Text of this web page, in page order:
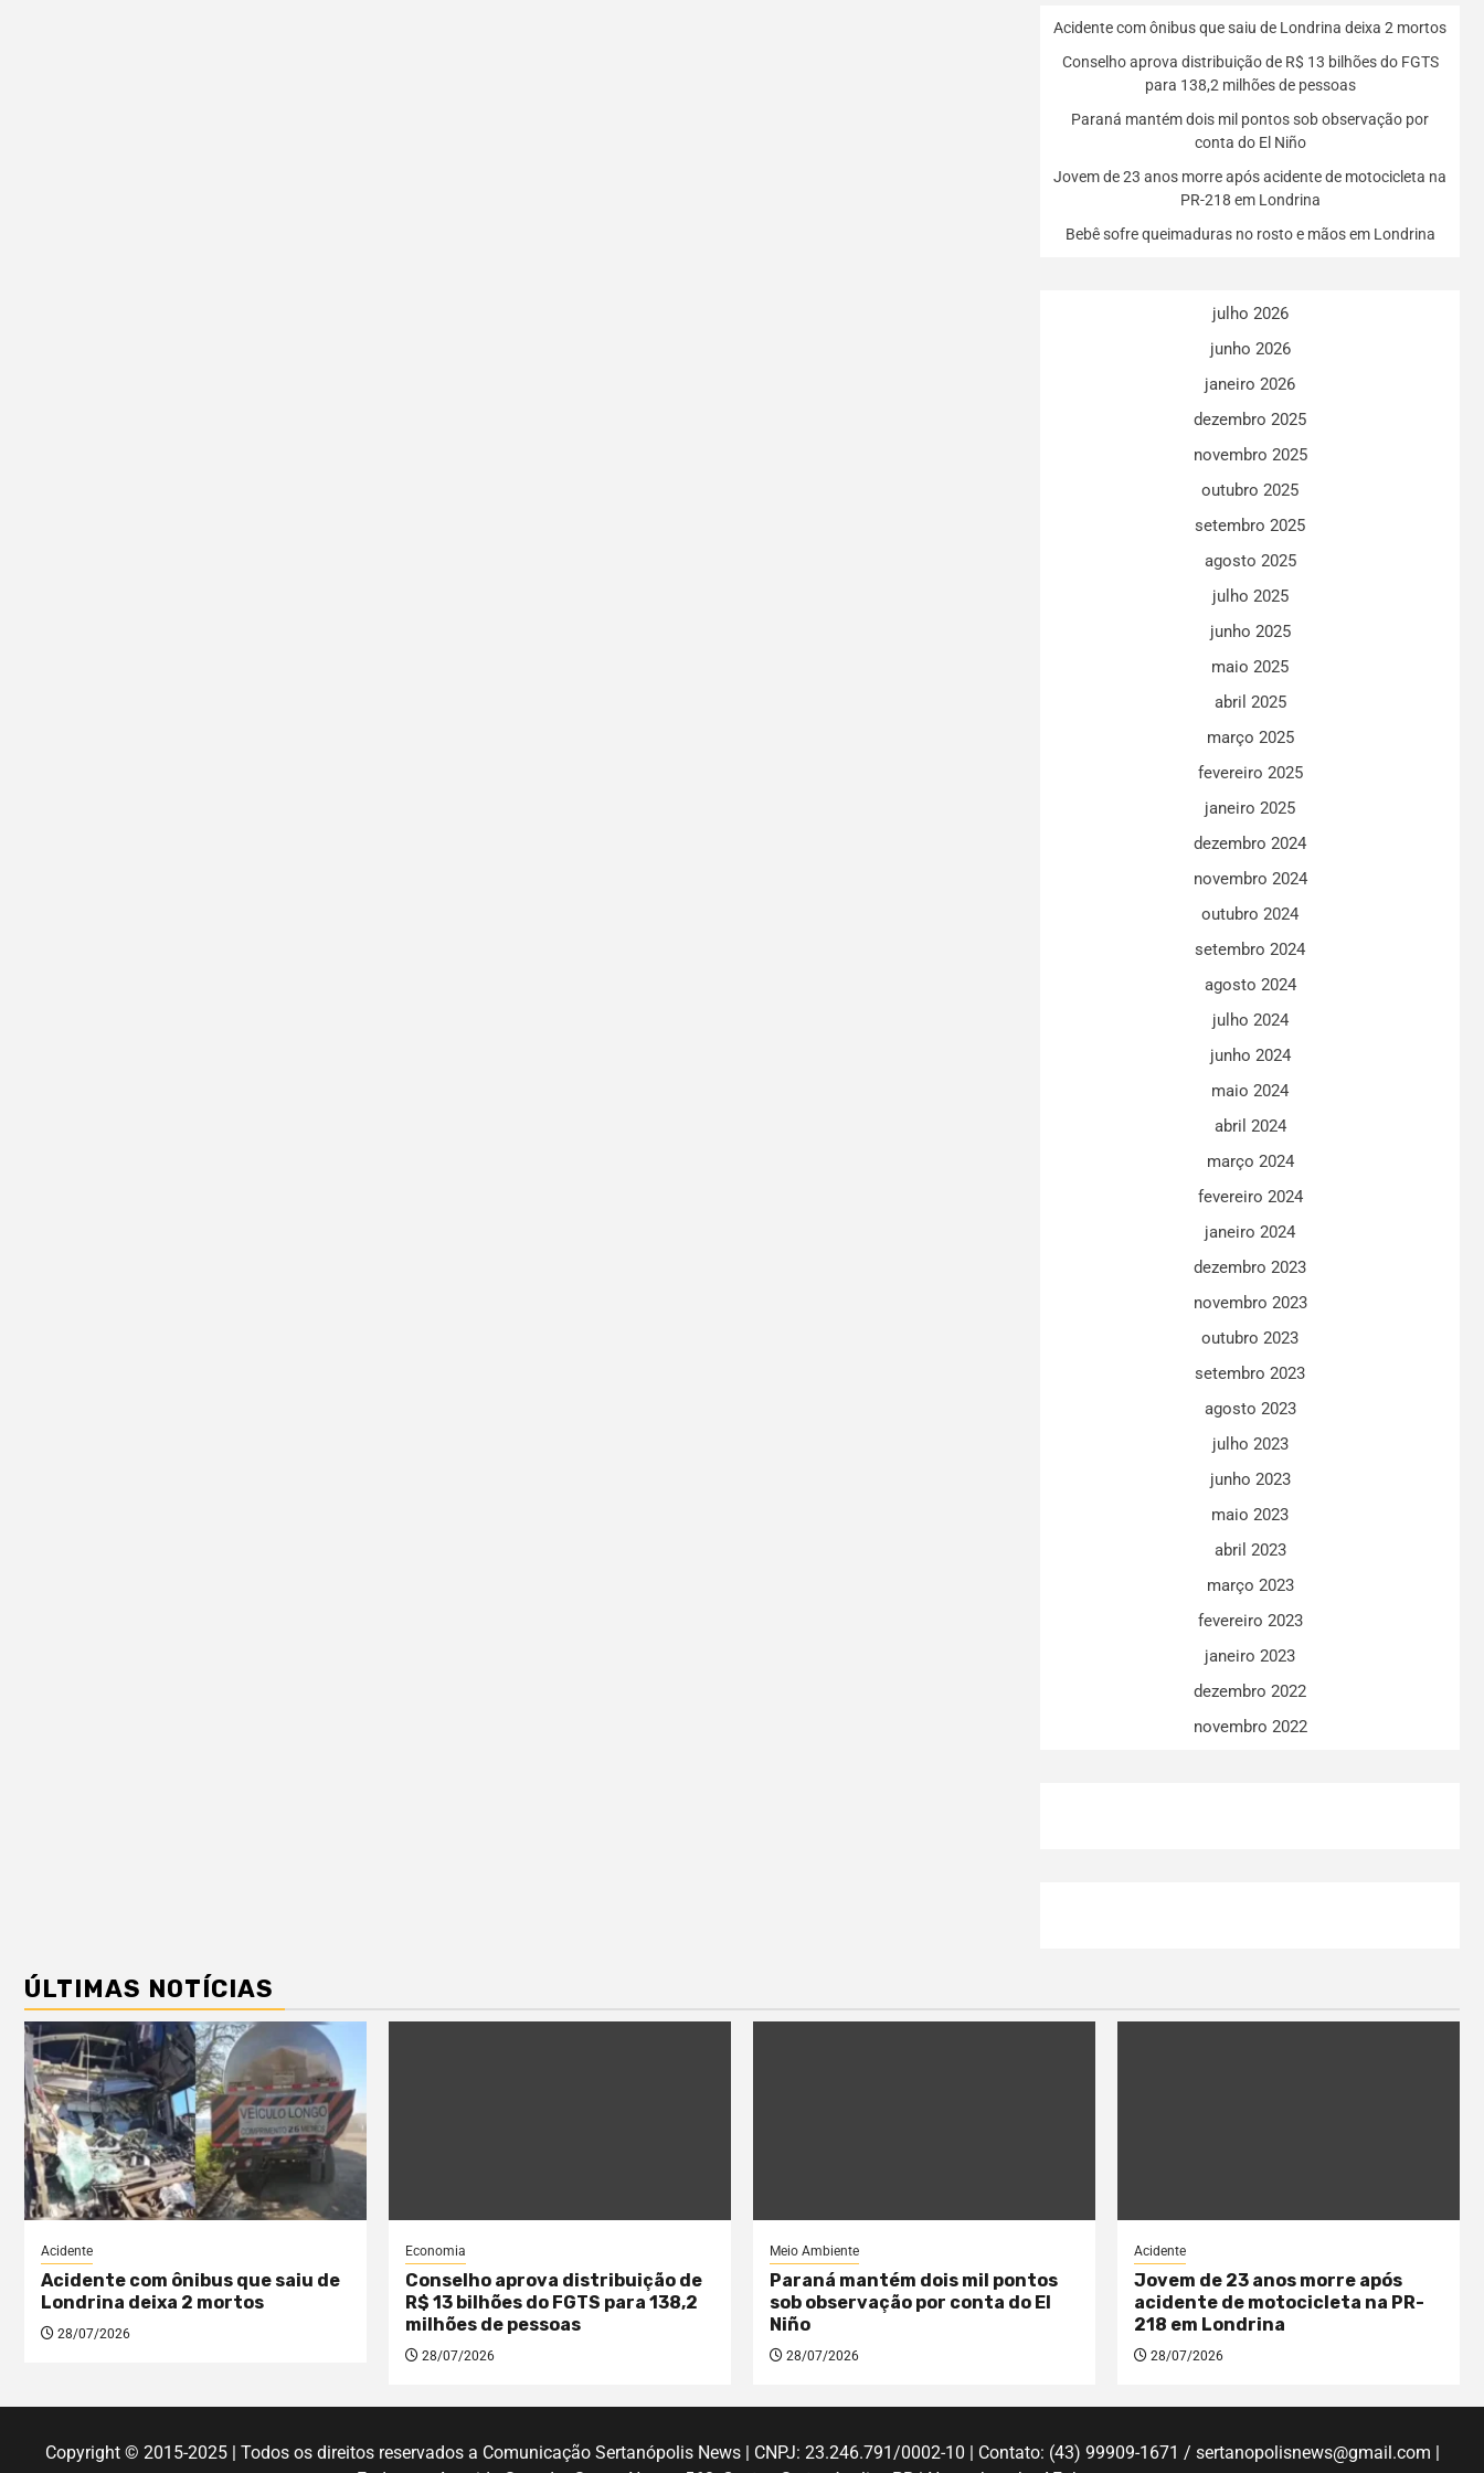
Acidente com ônibus que saiu de Londrina deixa 2 mortos
Conselho aprova distribuição de R$ 13 bilhões do FGTS
para 138,2 milhões de pessoas
Paraná mantém dois mil pontos sob observação por
conta do El Niño
Jovem de 23 anos morre após acidente de motocicleta na
PR-218 em Londrina
Bebê sofre queimaduras no rosto e mãos em Londrina
julho 2026
junho 2026
janeiro 2026
dezembro 2025
novembro 2025
outubro 2025
setembro 2025
agosto 2025
julho 2025
junho 2025
maio 2025
abril 2025
março 2025
fevereiro 2025
janeiro 2025
dezembro 2024
novembro 2024
outubro 2024
setembro 2024
agosto 2024
julho 2024
junho 2024
maio 2024
abril 2024
março 2024
fevereiro 2024
janeiro 2024
dezembro 2023
novembro 2023
outubro 2023
setembro 2023
agosto 2023
julho 2023
junho 2023
maio 2023
abril 2023
março 2023
fevereiro 2023
janeiro 2023
dezembro 2022
novembro 2022
ÚLTIMAS NOTÍCIAS
Acidente
Acidente com ônibus que saiu de
Londrina deixa 2 mortos
28/07/2026
Economia
Conselho aprova distribuição de
R$ 13 bilhões do FGTS para 138,2
milhões de pessoas
28/07/2026
Meio Ambiente
Paraná mantém dois mil pontos
sob observação por conta do El
Niño
28/07/2026
Acidente
Jovem de 23 anos morre após
acidente de motocicleta na PR-
218 em Londrina
28/07/2026
Copyright © 2015-2025 | Todos os direitos reservados a Comunicação Sertanópolis News | CNPJ: 23.246.791/0002-10 | Contato: (43) 99909-1671 / sertanopolisnews@gmail.com |